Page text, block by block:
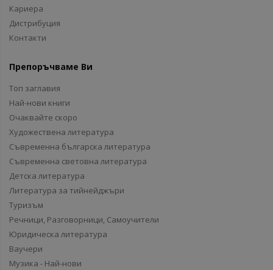
Кариера
Дистрибуция
Контакти
Препоръчваме Ви
Топ заглавия
Най-нови книги
Очаквайте скоро
Художествена литература
Съвременна българска литература
Съвременна световна литература
Детска литература
Литература за тийнейджъри
Туризъм
Речници, Разговорници, Самоучители
Юридическа литература
Ваучери
Музика - Най-нови